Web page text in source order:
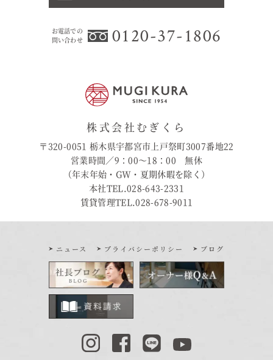
お電話での
問い合わせ
0120-37-1806
株式会社むぎくら
〒320-0051 栃木県宇都宮市上戸祭町3007番地22
営業時間／9：00〜18：00 無休
（年末年始・GW・夏期休暇を除く）
本社TEL.028-643-2331
賃貸管理TEL.028-678-9011
ニュース プライバシーポリシー ブログ